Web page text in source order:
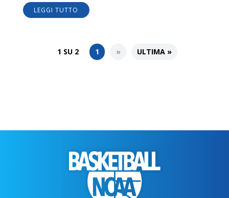
LEGGI TUTTO
1 SU 2 1 » ULTIMA »